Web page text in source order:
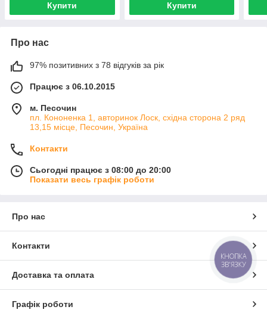
Купити Купити
Про нас
97% позитивних з 78 відгуків за рік
Працює з 06.10.2015
м. Песочин
пл. Кононенка 1, авторинок Лоск, східна сторона 2 ряд
13,15 місце, Песочин, Україна
Контакти
Сьогодні працює з 08:00 до 20:00
Показати весь графік роботи
Про нас
Контакти
Доставка та оплата
Графік роботи
КНОПКА
ЗВ'ЯЗКУ